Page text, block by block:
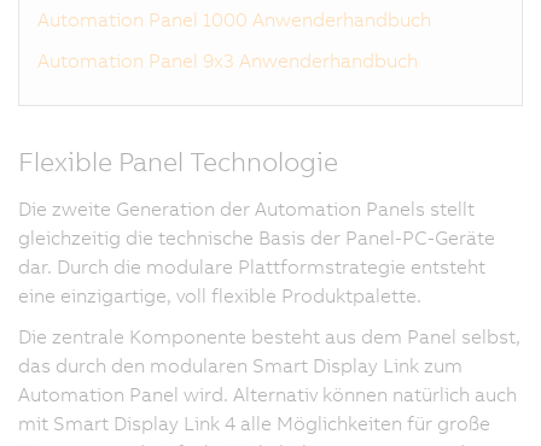
Automation Panel 1000 Anwenderhandbuch
Automation Panel 9x3 Anwenderhandbuch
Flexible Panel Technologie
Die zweite Generation der Automation Panels stellt
gleichzeitig die technische Basis der Panel-PC-Geräte
dar. Durch die modulare Plattformstrategie entsteht
eine einzigartige, voll flexible Produktpalette.
Die zentrale Komponente besteht aus dem Panel selbst,
das durch den modularen Smart Display Link zum
Automation Panel wird. Alternativ können natürlich auch
mit Smart Display Link 4 alle Möglichkeiten für große